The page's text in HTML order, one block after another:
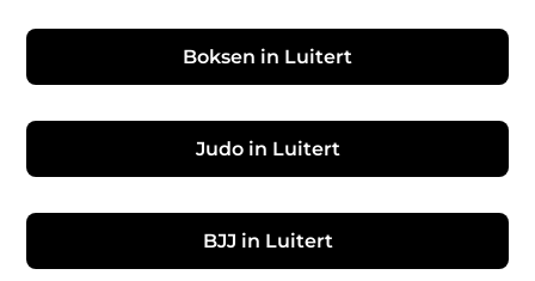
Boksen in Luitert
Judo in Luitert
BJJ in Luitert